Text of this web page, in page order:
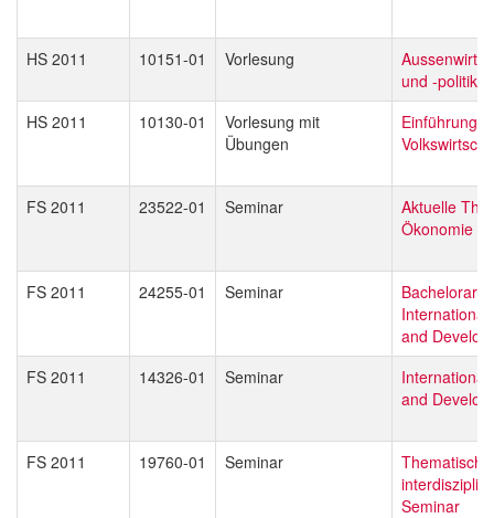
HS 2011 10151-01 Vorlesung
und -politik
HS 2011
10130-01
Vorlesung mit
Übungen
Einführung
FS 2011 23522-01 Seminar
Aktuelle
Ökonomie
FS 2011 24255-01 Seminar
International
and
FS 2011
14326-01 Seminar
International
and
FS 2011 19760-01 Seminar
Thematisch
Seminar